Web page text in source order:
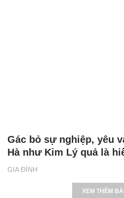
GIA ĐÌNH
Gác bỏ sự nghiệp, yêu
Hà như Kim Lý quả là
XEM THÊM